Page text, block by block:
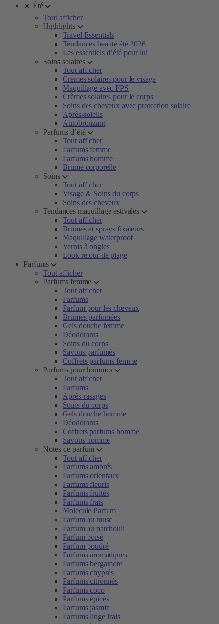
☀️ Été
Tout afficher
Highlights
Travel Essentials
Tendances beauté été 2026
Les essentiels d’été pour lui
Soins solaires
Tout afficher
Crèmes solaires pour le visage
Maquillage avec FPS
Crèmes solaires pour le corps
Soins des cheveux avec protection solaire
Après-soleils
Autobronzant
Parfums d’été
Tout afficher
Parfums femme
Parfums homme
Brume corporelle
Soins
Tout afficher
Visage & Soins du corps
Soins des cheveux
Tendances maquillage estivales
Tout afficher
Brumes et sprays fixateurs
Maquillage waterproof
Vernis à ongles
Look retour de plage
Parfums
Tout afficher
Parfums femme
Tout afficher
Parfums
Parfum pour les cheveux
Brumes parfumées
Gels douche femme
Déodorants
Soins du corps
Savons parfumés
Coffrets parfums femme
Parfums pour hommes
Tout afficher
Parfums
Après-rasages
Soins du corps
Gels douche homme
Déodorants
Coffrets parfums homme
Savons homme
Notes de parfum
Tout afficher
Parfums ambrés
Parfums orientaux
Parfums fleuris
Parfums fruités
Parfums frais
Molécule Parfum
Parfum au musc
Parfum au patchouli
Parfum boisé
Parfum poudré
Parfums aromatiques
Parfums bergamote
Parfums chyprés
Parfums citronnés
Parfums coco
Parfums épicés
Parfums jasmin
Parfums linge frais